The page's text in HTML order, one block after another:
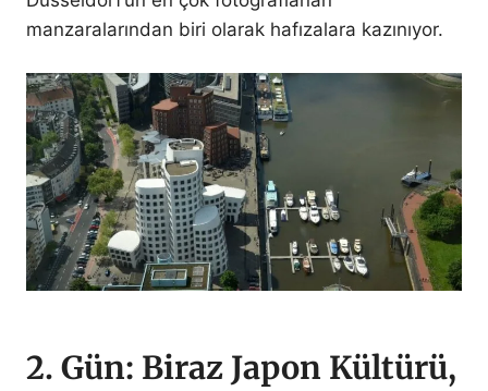
manzaralarından biri olarak hafızalara kazınıyor.
2. Gün: Biraz Japon Kültürü,